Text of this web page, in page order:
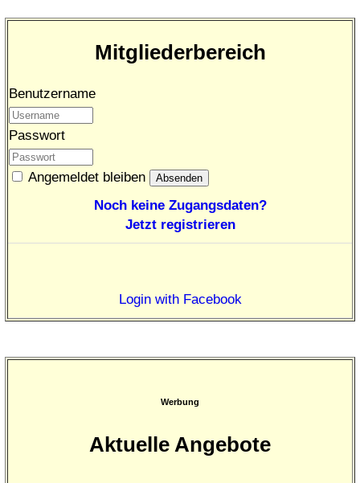
Mitgliederbereich
Benutzername
Passwort
Angemeldet bleiben
Noch keine Zugangsdaten?
Jetzt registrieren
Login with Facebook
Werbung
Aktuelle Angebote